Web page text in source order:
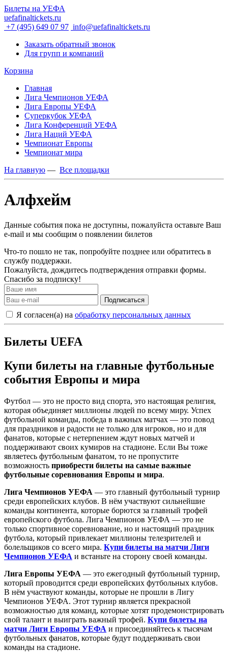
Билеты на УЕФА
uefafinaltickets.ru
+7 (495) 649 07 97 info@uefafinaltickets.ru
Заказать обратный звонок
Для групп и компаний
Корзина
Главная
Лига Чемпионов УЕФА
Лига Европы УЕФА
Суперкубок УЕФА
Лига Конференций УЕФА
Лига Наций УЕФА
Чемпионат Европы
Чемпионат мира
На главную — Все площадки
Алфхейм
Данные события пока не доступны, пожалуйста оставьте Ваш
e-mail и мы сообщим о появлении билетов
Что-то пошло не так, попробуйте позднее или обратитесь в
службу поддержки.
Пожалуйста, дождитесь подтверждения отправки формы.
Спасибо за подписку!
Подписаться
Я согласен(а) на обработку персональных данных
Билеты UEFA
Купи билеты на главные футбольные
события Европы и мира
Футбол — это не просто вид спорта, это настоящая религия,
которая объединяет миллионы людей по всему миру. Успех
футбольной команды, победа в важных матчах — это повод
для праздников и радости не только для игроков, но и для
фанатов, которые с нетерпением ждут новых матчей и
поддерживают своих кумиров на стадионе. Если Вы тоже
являетесь футбольным фанатом, то не пропустите
возможность приобрести билеты на самые важные
футбольные соревнования Европы и мира.
Лига Чемпионов УЕФА — это главный футбольный турнир
среди европейских клубов. В нём участвуют сильнейшие
команды континента, которые борются за главный трофей
европейского футбола. Лига Чемпионов УЕФА — это не
только спортивное соревнование, но и настоящий праздник
футбола, который привлекает миллионы телезрителей и
болельщиков со всего мира. Купи билеты на матчи Лиги
Чемпионов УЕФА и встаньте на сторону своей команды.
Лига Европы УЕФА — это ежегодный футбольный турнир,
который проводится среди европейских футбольных клубов.
В нём участвуют команды, которые не прошли в Лигу
Чемпионов УЕФА. Этот турнир является прекрасной
возможностью для команд, которые хотят продемонстрировать
свой талант и выиграть важный трофей. Купи билеты на
матчи Лиги Европы УЕФА и присоединяйтесь к тысячам
футбольных фанатов, которые будут поддерживать свои
команды на стадионе.